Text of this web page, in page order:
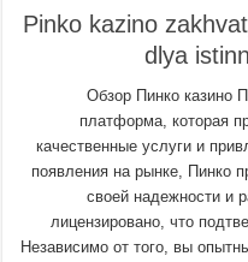
Pinko kazino
dlya
Обзор Пинко казино
платформа, которая
качественные услуги и
появления на рынке, Пинко
своей надежности и
лицензировано, что
Независимо от того, вы